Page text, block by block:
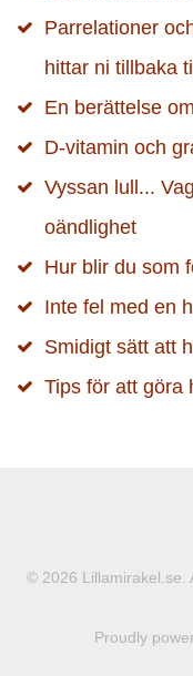
Parrelationer
hittar ni tillbaka
En berättelse
D-vitamin och
Vyssan lull...
oändlighet
Hur blir du som
Inte fel med en
Smidigt sätt att
Tips för att göra
© 2026 Lillamirakel.se.
Proudly